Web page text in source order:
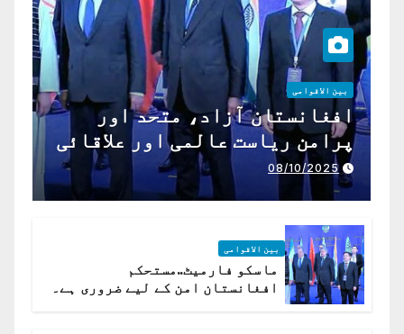
بین الاقوامی
افغانستان آزاد، متحد اور
پرامن ریاست عالمی اور علاقائی
تعاون کے لیے ناگزیر ہے
08/10/2025
بین الاقوامی
ماسکو فارمیٹ..مستحکم
افغانستان امن کے لیے ضروری ہے۔